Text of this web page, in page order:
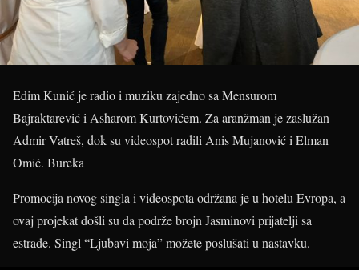
Edim Kunić je radio i muziku zajedno sa Mensurom
Bajraktarević i Asharom Kurtovićem. Za aranžman je zaslužan
Admir Vatreš, dok su videospot radili Anis Mujanović i Elman
Omić. Bureka
Promocija novog singla i videospota održana je u hotelu Evropa, a
ovaj projekat došli su da podrže brojn Jasminovi prijatelji sa
estrade. Singl “Ljubavi moja” možete poslušati u nastavku.